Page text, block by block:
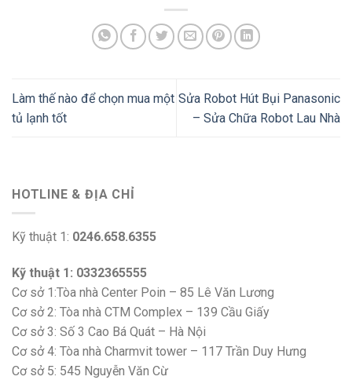
Làm thế nào để chọn mua một
tủ lạnh tốt
Sửa Robot Hút Bụi Panasonic
– Sửa Chữa Robot Lau Nhà
HOTLINE & ĐỊA CHỈ
Kỹ thuật 1: 0246.658.6355
Kỹ thuật 1: 0332365555
Cơ sở 1:Tòa nhà Center Poin – 85 Lê Văn Lương
Cơ sở 2: Tòa nhà CTM Complex – 139 Cầu Giấy
Cơ sở 3: Số 3 Cao Bá Quát – Hà Nội
Cơ sở 4: Tòa nhà Charmvit tower – 117 Trần Duy Hưng
Cơ sở 5: 545 Nguyễn Văn Cừ